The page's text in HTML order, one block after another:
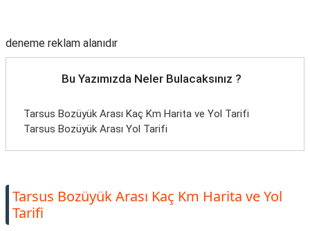
deneme reklam alanıdır
Bu Yazımızda Neler Bulacaksınız ?
Tarsus Bozüyük Arası Kaç Km Harita ve Yol Tarifi
Tarsus Bozüyük Arası Yol Tarifi
Tarsus Bozüyük Arası Kaç Km Harita ve Yol
Tarifi